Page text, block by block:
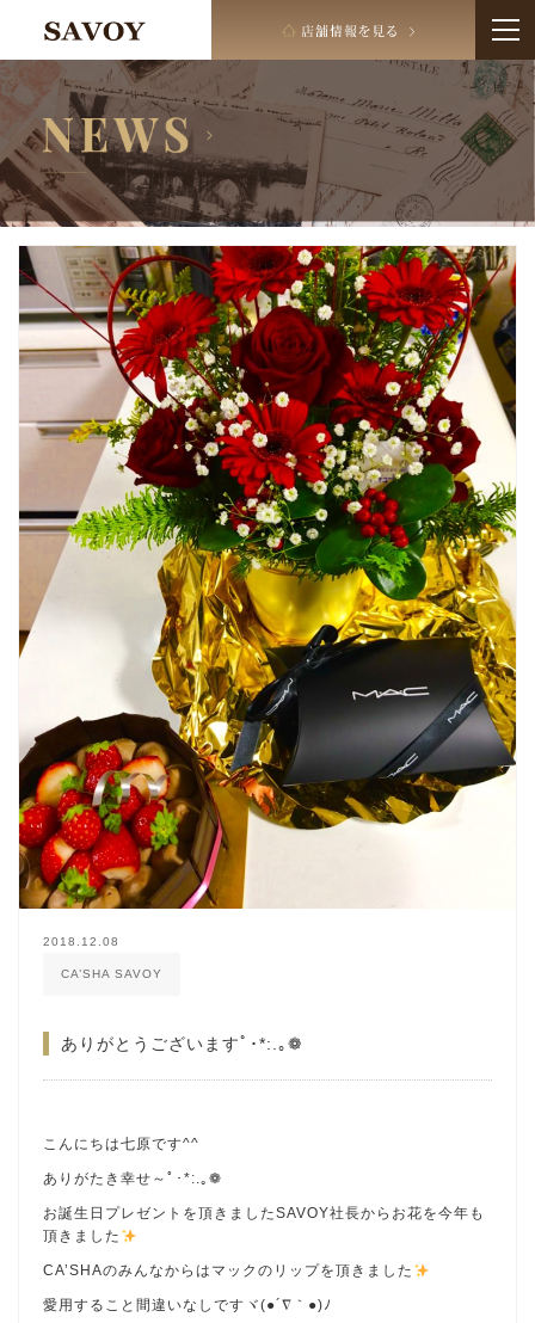
2018.12.08
CA’SHA SAVOY
ありがとうございますﾟ･*:.｡❁
こんにちは七原です^^
ありがたき幸せ～ﾟ･*:.｡❁
お誕生日プレゼントを頂きましたSAVOY社長からお花を今年も
頂きました
CA’SHAのみんなからはマックのリップを頂きました
愛用すること間違いなしですヾ(●´∇｀●)ﾉ